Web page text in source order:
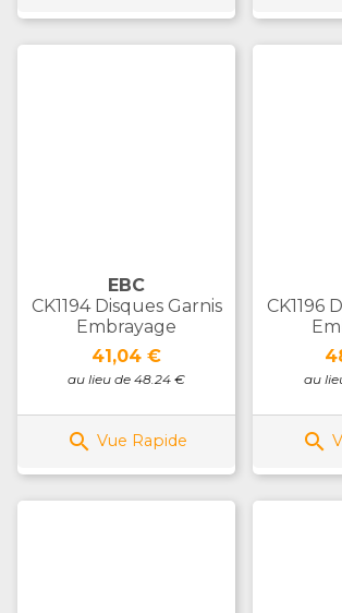
EBC
CK1194 Disques Garnis
Embrayage
Prix
41,04 €
au lieu de 48.24 €
 Vue Rapide
CK1196
au
